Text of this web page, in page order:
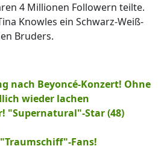
4 Millionen Followern teilte.
Knowles ein Schwarz-Weiß-
Bruders.
nach Beyoncé-Konzert! Ohne
wieder lachen
"Supernatural"-Star (48)
Fans!